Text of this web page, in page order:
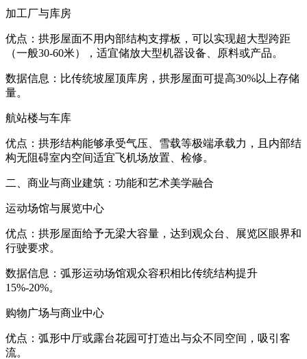
加工厂与库房
优点：拱形屋面不用内部结构支撑板，可以实现超大型跨距
（一般30-60米），适宜储放大型机器设备、原料或产品。
数据信息：比传统坡屋顶库房，拱形屋面可提高30%以上存储
量。
航站楼与车库
优点：拱形结构能够承受气压、雪载等极端承载力，且内部结
构无阻碍室内空间适宜飞机场放置、检修。
二、商业与商业建筑：功能和艺术美学融合
运动场馆与展览中心
优点：拱形屋面给予无梁大容量，达到观众台、展览区眼界和
行驶要求。
数据信息：弧形运动场馆观众容积相比传统结构提升
15%-20%。
购物广场与商业中心
优点：弧形中厅或露台花园可打造出与众不同空间，吸引客
流。